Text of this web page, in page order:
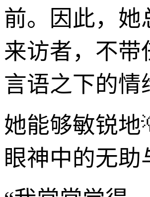
前。因此，她
来访者，不带
言语之下的情
她能够敏锐地
眼神中的无助